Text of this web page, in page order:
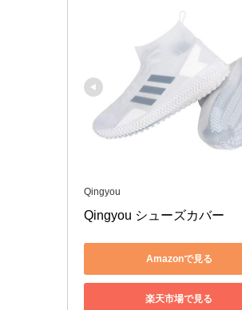
Qingyou
Qingyou シューズカバー
Amazonで見る
楽天市場で見る